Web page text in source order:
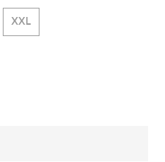
XXL